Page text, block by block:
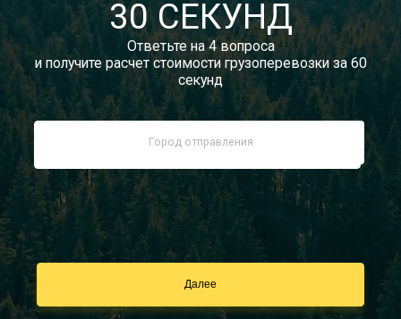
Звонок по России бесплатный
autotransport24@yandex.ru
Заказать звонок
Новости
Документы
Контакты
30 СЕКУНД
Ответьте на 4 вопроса
и получите расчет стоимости грузоперевозки за 60
секунд